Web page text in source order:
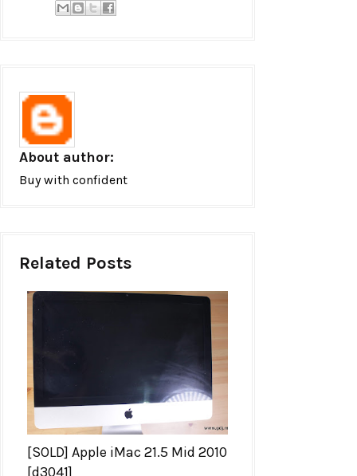
About author:
Buy with confident
Related Posts
[SOLD] Apple iMac 21.5 Mid 2010
[d3041]